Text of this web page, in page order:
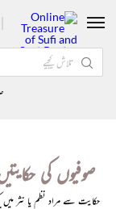
صوفیوں کی
حکایت سے مراد نظم یا نثر میں